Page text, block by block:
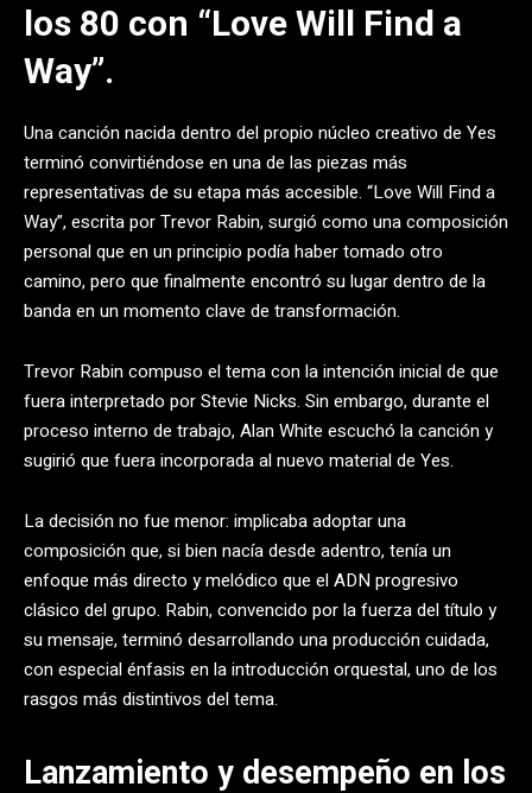
los 80 con “Love Will Find a
Way”.
Una canción nacida dentro del propio núcleo creativo de Yes
terminó convirtiéndose en una de las piezas más
representativas de su etapa más accesible. “Love Will Find a
Way”, escrita por Trevor Rabin, surgió como una composición
personal que en un principio podía haber tomado otro
camino, pero que finalmente encontró su lugar dentro de la
banda en un momento clave de transformación.
Trevor Rabin compuso el tema con la intención inicial de que
fuera interpretado por Stevie Nicks. Sin embargo, durante el
proceso interno de trabajo, Alan White escuchó la canción y
sugirió que fuera incorporada al nuevo material de Yes.
La decisión no fue menor: implicaba adoptar una
composición que, si bien nacía desde adentro, tenía un
enfoque más directo y melódico que el ADN progresivo
clásico del grupo. Rabin, convencido por la fuerza del título y
su mensaje, terminó desarrollando una producción cuidada,
con especial énfasis en la introducción orquestal, uno de los
rasgos más distintivos del tema.
Lanzamiento y desempeño en los